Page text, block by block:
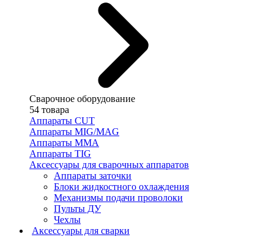
Сварочное оборудование
54 товара
Аппараты CUT
Аппараты MIG/MAG
Аппараты MMA
Аппараты TIG
Аксессуары для сварочных аппаратов
Аппараты заточки
Блоки жидкостного охлаждения
Механизмы подачи проволоки
Пульты ДУ
Чехлы
Аксессуары для сварки